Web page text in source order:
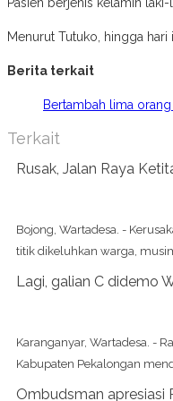
Menurut Tutuko, hingga
Berita terkait
Bertambah lima
Terkait
Rusak, Jalan Raya
Bojong, Wartadesa. -
titik dikeluhkan warga,
Lagi, galian C didemo
Karanganyar, Wartadesa. -
Kabupaten Pekalongan
Ombudsman apresiasi